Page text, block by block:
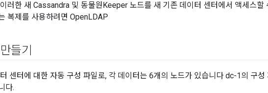
러한 새 Cassandra 및 동물원Keeper 노드를 새 기존 데이터 센터에서 액세스할
복제를 사용하려면 OpenLDAP
들기
센터에 대한 자동 구성 파일로, 각 데이터는 6개의 노드가 있습니다 dc-1의 구성
다.